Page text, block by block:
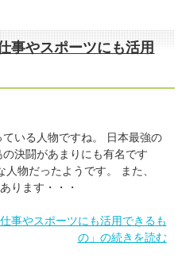
事やスポーツにも活用
いる人物ですね。 日本最強の
決闘があまりにも有名です
物だったようです。 また、
ります・・・
事やスポーツにも活用できるも
の」の続きを読む